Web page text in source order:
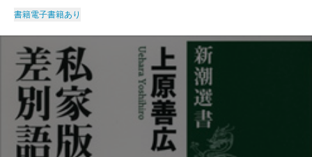
書籍電子書籍あり